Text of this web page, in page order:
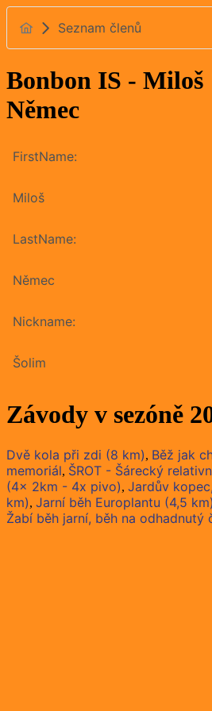
Seznam členů
Bonbon IS -
Němec
FirstName:
Miloš
LastName:
Němec
Nickname:
Šolim
Závody v sezóně
Dvě kola při zdi (8 km), Běž jak
memoriál, ŠROT - Šárecký
(4x 2km - 4x pivo), Jardův
km), Jarní běh Europlantu (4,5
Žabí běh jarní, běh na odhadnutý